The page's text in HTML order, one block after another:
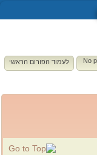
לעמוד הפורום הראשי